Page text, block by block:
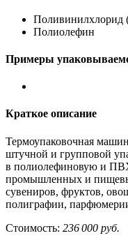
Полиолефин
Примеры
Краткое описание
Термоупаковочная
штучной и групповой
в полиолефиновую и
промышленных и
сувениров, фруктов,
полиграфии,
Стоимость: 236 000 руб.